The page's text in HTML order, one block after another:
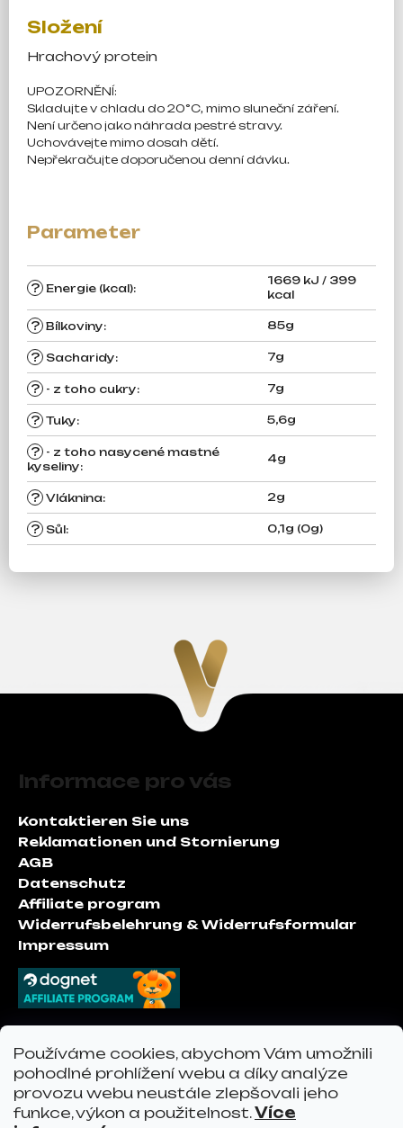
Používáme cookies, abychom Vám umožnili
pohodlné prohlížení webu a díky analýze
provozu webu neustále zlepšovali jeho
funkce, výkon a použitelnost.Více
Složení
Hrachový protein
UPOZORNĚNÍ:
Skladujte v chladu do 20°C, mimo sluneční záření.
Není určeno jako náhrada pestré stravy.
Uchovávejte mimo dosah dětí.
Nepřekračujte doporučenou denní dávku.
? Energie (kcal):
1669 kJ / 399
kcal
? Bílkoviny: 85g
? Sacharidy: 7g
? - z toho cukry: 7g
? Tuky: 5,6g
? - z toho nasycené mastné
kyseliny:
4g
? Vláknina: 2g
? Sůl: 0,1g (0g)
Informace pro vás
Kontaktieren Sie uns
Reklamationen und Stornierung
AGB
Datenschutz
Affiliate program
Widerrufsbelehrung & Widerrufsformular
Impressum
Kontakt
info@vervo.at
vervo.at